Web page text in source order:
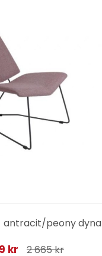
antracit/peony dyna
kr 2 665 kr